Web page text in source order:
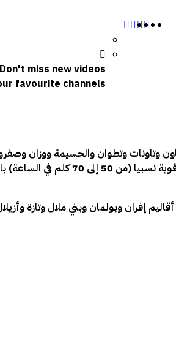
Don't miss new videos
favourite channels
وتاونات وتطوان والحسيمة ووزان وصفرو
(من 30 إلى 70 ملم)، وكذا بالعرائش والفحص-أنجرة وطنجة وأصيلة
مرتقبة أيضا فوق المرتفعات التي يتجاوز علوها 2000 متر (من 10 إلى 35 سم) بكل من